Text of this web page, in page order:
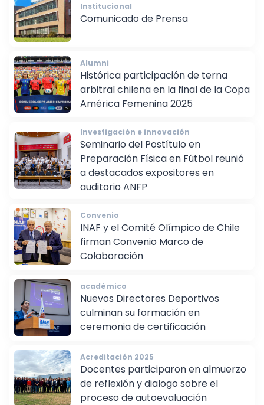
Institucional
Comunicado de Prensa
Alumni
Histórica participación de terna
arbitral chilena en la final de la Copa
América Femenina 2025
Investigación e innovación
Seminario del Postítulo en
Preparación Física en Fútbol reunió
a destacados expositores en
auditorio ANFP
Convenio
INAF y el Comité Olímpico de Chile
firman Convenio Marco de
Colaboración
académico
Nuevos Directores Deportivos
culminan su formación en
ceremonia de certificación
Acreditación 2025
Docentes participaron en almuerzo
de reflexión y dialogo sobre el
proceso de autoevaluación